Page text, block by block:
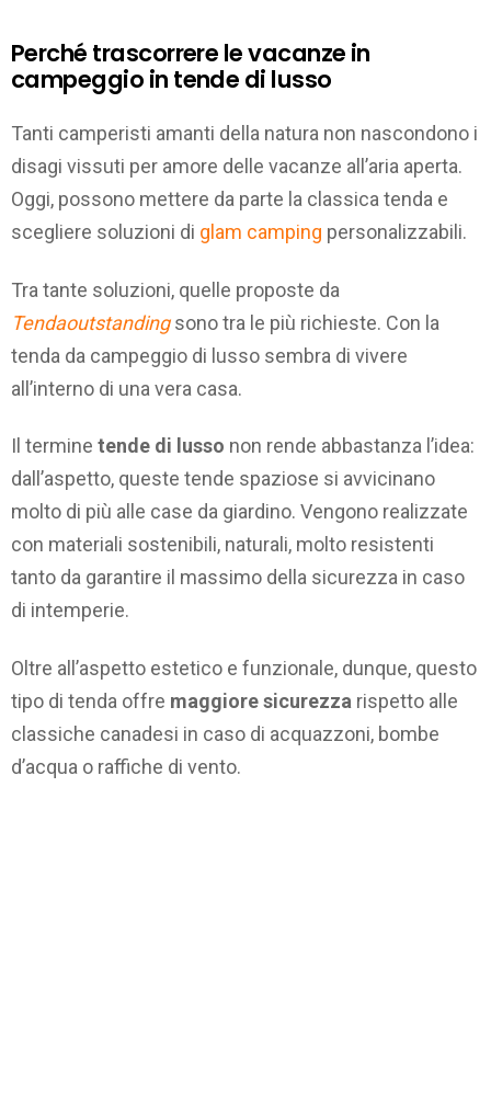
Perché trascorrere le vacanze in
campeggio in tende di lusso
Tanti camperisti amanti della natura non nascondono i
disagi vissuti per amore delle vacanze all’aria aperta.
Oggi, possono mettere da parte la classica tenda e
scegliere soluzioni di glam camping personalizzabili.
Tra tante soluzioni, quelle proposte da
Tendaoutstandingsono tra le più richieste. Con la
tenda da campeggio di lusso sembra di vivere
all’interno di una vera casa.
Il termine tende di lusso non rende abbastanza l’idea:
dall’aspetto, queste tende spaziose si avvicinano
molto di più alle case da giardino. Vengono realizzate
con materiali sostenibili, naturali, molto resistenti
tanto da garantire il massimo della sicurezza in caso
di intemperie.
Oltre all’aspetto estetico e funzionale, dunque, questo
tipo di tenda offre maggiore sicurezza rispetto alle
classiche canadesi in caso di acquazzoni, bombe
d’acqua o raffiche di vento.